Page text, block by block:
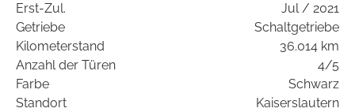
Erst-Zul.
Jul / 2021
Getriebe
Schaltgetriebe
Kilometerstand
36.014 km
Anzahl der Türen
4/5
Farbe
Schwarz
Standort
Kaiserslautern